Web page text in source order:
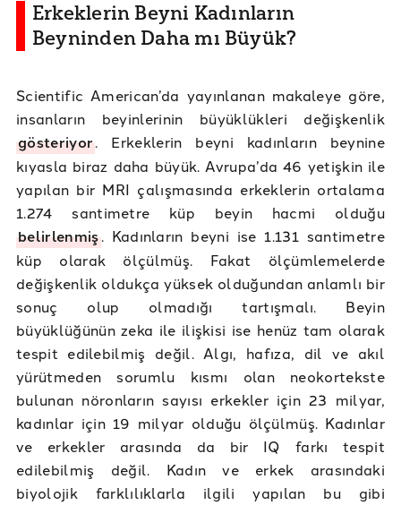
Erkeklerin Beyni Kadınların
Beyninden Daha mı Büyük?
Scientific American’da yayınlanan makaleye göre,
insanların beyinlerinin büyüklükleri değişkenlik
gösteriyor. Erkeklerin beyni kadınların beynine
kıyasla biraz daha büyük. Avrupa’da 46 yetişkin ile
yapılan bir MRI çalışmasında erkeklerin ortalama
1.274 santimetre küp beyin hacmi olduğu
belirlenmiş. Kadınların beyni ise 1.131 santimetre
küp olarak ölçülmüş. Fakat ölçümlemelerde
değişkenlik oldukça yüksek olduğundan anlamlı bir
sonuç olup olmadığı tartışmalı. Beyin
büyüklüğünün zeka ile ilişkisi ise henüz tam olarak
tespit edilebilmiş değil. Algı, hafıza, dil ve akıl
yürütmeden sorumlu kısmı olan neokortekste
bulunan nöronların sayısı erkekler için 23 milyar,
kadınlar için 19 milyar olduğu ölçülmüş. Kadınlar
ve erkekler arasında da bir IQ farkı tespit
edilebilmiş değil. Kadın ve erkek arasındaki
biyolojik farklılıklarla ilgili yapılan bu gibi